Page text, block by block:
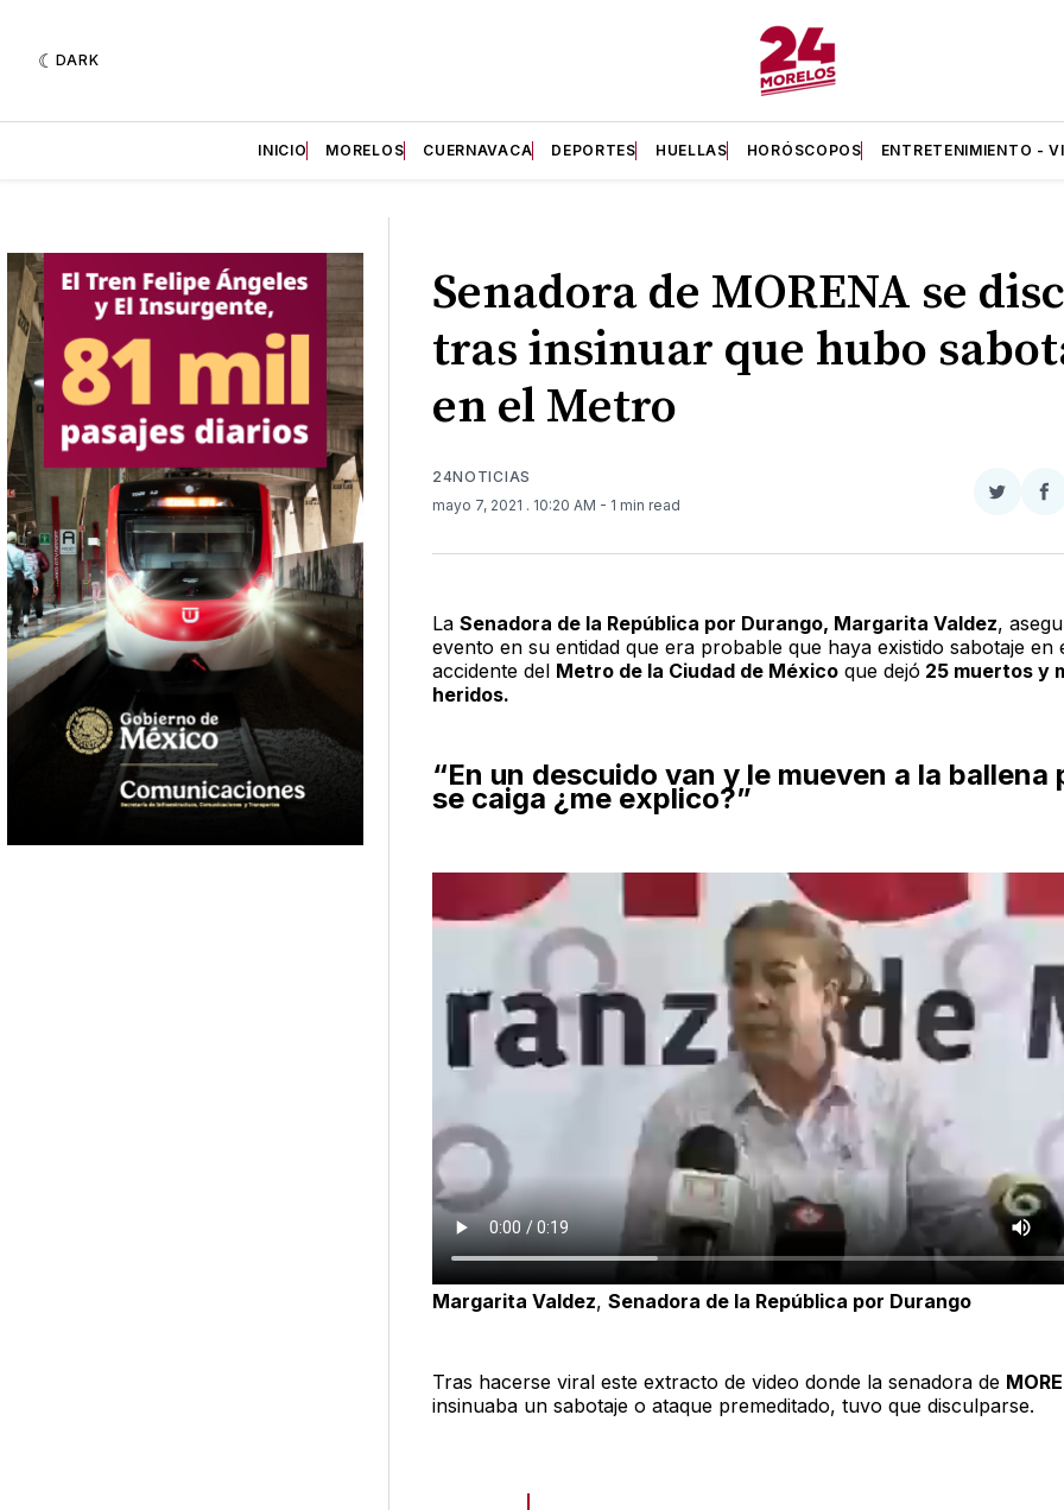
DARK
INICIO MORELOS CUERNAVACA DEPORTES HUELLAS HORÓSCOPOS ENTRETENIMIENTO -
Senadora de MORENA se
tras insinuar que hubo
en el Metro
24NOTICIAS
mayo 7, 2021 . 10:20 AM - 1 min read
Twitter
La Senadora de la República por Durango, Margarita Valdez,
evento en su entidad que era probable que haya existido sabotaje en
accidente del Metro de la Ciudad de Méxicoque dejó 25 muertos y
heridos.
“En un descuido van y le mueven a la ballena
se caiga ¿me explico?”
Margarita Valdez, Senadora de la República por Durango
Tras hacerse viral este extracto de video donde la senadora de
insinuaba un sabotaje o ataque premeditado, tuvo que disculparse.